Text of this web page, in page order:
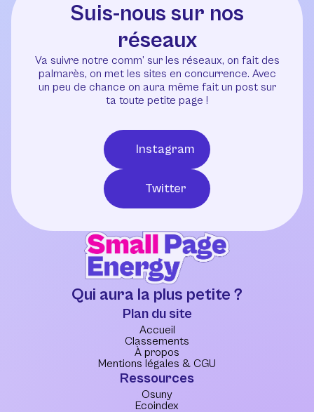
Suis-nous sur nos
réseaux
Va suivre notre comm’ sur les réseaux, on fait des
palmarès, on met les sites en concurrence. Avec
un peu de chance on aura même fait un post sur
ta toute petite page !
Instagram
Twitter
Qui aura la plus petite ?
Plan du site
Accueil
Classements
À propos
Mentions légales & CGU
Ressources
Osuny
Ecoindex